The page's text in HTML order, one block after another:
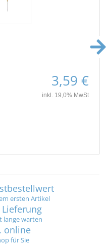
3,59 €
inkl. 19,0% MwSt
ersten Artikel
lange warten
online
für Sie